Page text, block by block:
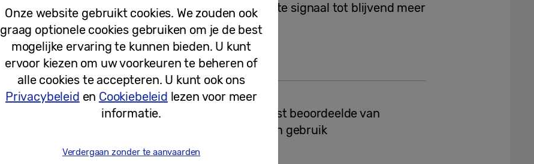
toekomst van Connected Care: van eerste signaal tot blijvend meer
welzijn
Samsung-koelkasten behoren tot de best beoordeelde van
Nederland: energiezuinig, ruim en slim in gebruik
Onze website gebruikt cookies. We zouden ook
graag optionele cookies gebruiken om je de best
mogelijke ervaring te kunnen bieden. U kunt
ervoor kiezen om uw voorkeuren te beheren of
alle cookies te accepteren. U kunt ook ons
Privacybeleid en Cookiebeleid lezen voor meer
informatie.
Verdergaan zonder te aanvaarden